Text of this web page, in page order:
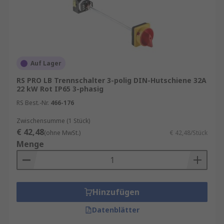
Auf Lager
RS PRO LB Trennschalter 3-polig DIN-Hutschiene 32A
22 kW Rot IP65 3-phasig
RS Best.-Nr. 466-176
Zwischensumme (1 Stück)
€ 42,48(ohne MwSt.) € 42,48/Stück
Menge
Hinzufügen
Datenblätter